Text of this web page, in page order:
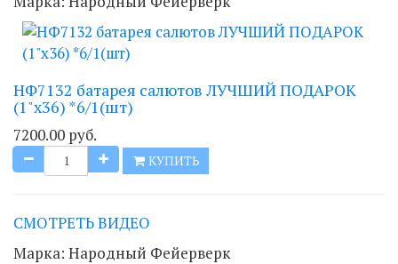
НФ7132 батарея салютов ЛУЧШИЙ ПОДАРОК
(1"х36) *6/1(шт)
7200.00 руб.
КУПИТЬ
СМОТРЕТЬ ВИДЕО
Марка: Народный Фейерверк